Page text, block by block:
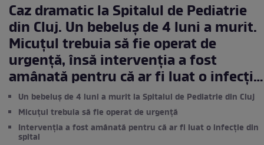
Caz dramatic la Spitalul de Pediatrie
din Cluj. Un bebeluș de 4 luni a murit.
Micuțul trebuia să fie operat de
urgență, însă intervenția a fost
amânată pentru că ar fi luat o infecție
din spital
Un bebeluș de 4 luni a murit la Spitalul de Pediatrie din Cluj
Micuțul trebuia să fie operat de urgență
Intervenția a fost amânată pentru că ar fi luat o infecție din
spital